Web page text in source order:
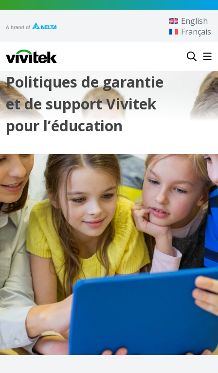
Vivitek
English
Français
Politiques de garantie
et de support Vivitek
pour l’éducation